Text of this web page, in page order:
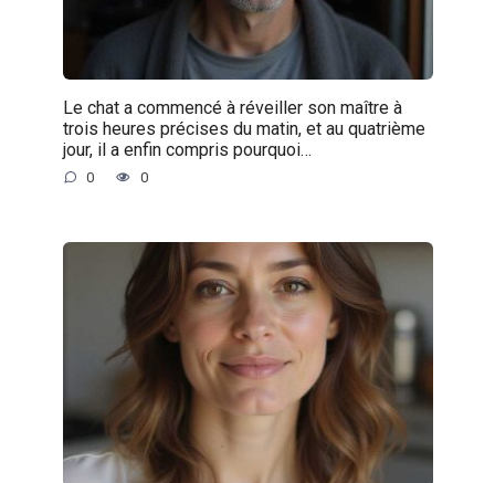
Le chat a commencé à réveiller son maître à
trois heures précises du matin, et au quatrième
jour, il a enfin compris pourquoi…
0 0